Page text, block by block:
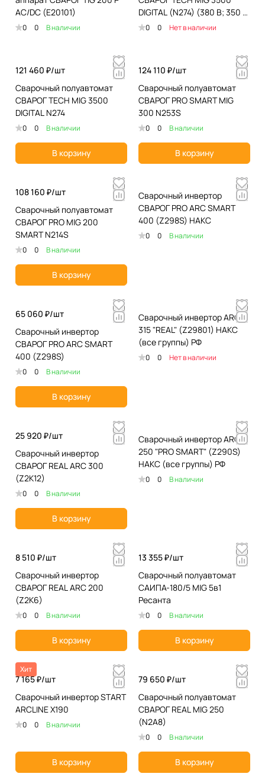
AC/DC (E20101)
0 0 В наличии
DIGITAL (N274) (380 В; 350 А;
ПН 70%; 11,12 кВт; 37 кг; 5
0 0 Нет в наличии
121 460 ₽/шт
Сварочный полуавтомат
СВАРОГ TECH MIG 3500
DIGITAL N274
0 0 В наличии
В корзину
124 110 ₽/шт
Сварочный полуавтомат
СВАРОГ PRO SMART MIG
300 N253S
0 0 В наличии
В корзину
108 160 ₽/шт
Сварочный полуавтомат
СВАРОГ PRO MIG 200
SMART N214S
0 0 В наличии
В корзину
Сварочный инвертор
СВАРОГ PRO ARC SMART
400 (Z298S) НАКС
0 0 В наличии
65 060 ₽/шт
Сварочный инвертор
СВАРОГ PRO ARC SMART
400 (Z298S)
0 0 В наличии
В корзину
Сварочный инвертор ARC
315 "REAL" (Z29801) НАКС
(все группы) РФ
0 0 Нет в наличии
25 920 ₽/шт
Сварочный инвертор
СВАРОГ REAL ARC 300
(Z2K12)
0 0 В наличии
В корзину
Сварочный инвертор ARC
250 "PRO SMART" (Z290S)
НАКС (все группы) РФ
0 0 В наличии
8 510 ₽/шт
Сварочный инвертор
СВАРОГ REAL ARC 200
(Z2K6)
0 0 В наличии
В корзину
13 355 ₽/шт
Сварочный полуавтомат
САИПА-180/5 MIG 5в1
Ресанта
0 0 В наличии
В корзину
Хит
7 165 ₽/шт
Сварочный инвертор START
ARCLINE Х190
0 0 В наличии
В корзину
79 650 ₽/шт
Сварочный полуавтомат
СВАРОГ REAL MIG 250
(N2A8)
0 0 В наличии
В корзину